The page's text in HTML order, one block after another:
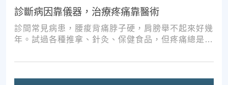
診斷病因靠儀器，治療疼痛靠醫術
診間常見病患，腰痠背痛脖子硬，肩膀舉不起來好幾
年。試過各種推拿、針灸、保健食品，但疼痛總是時